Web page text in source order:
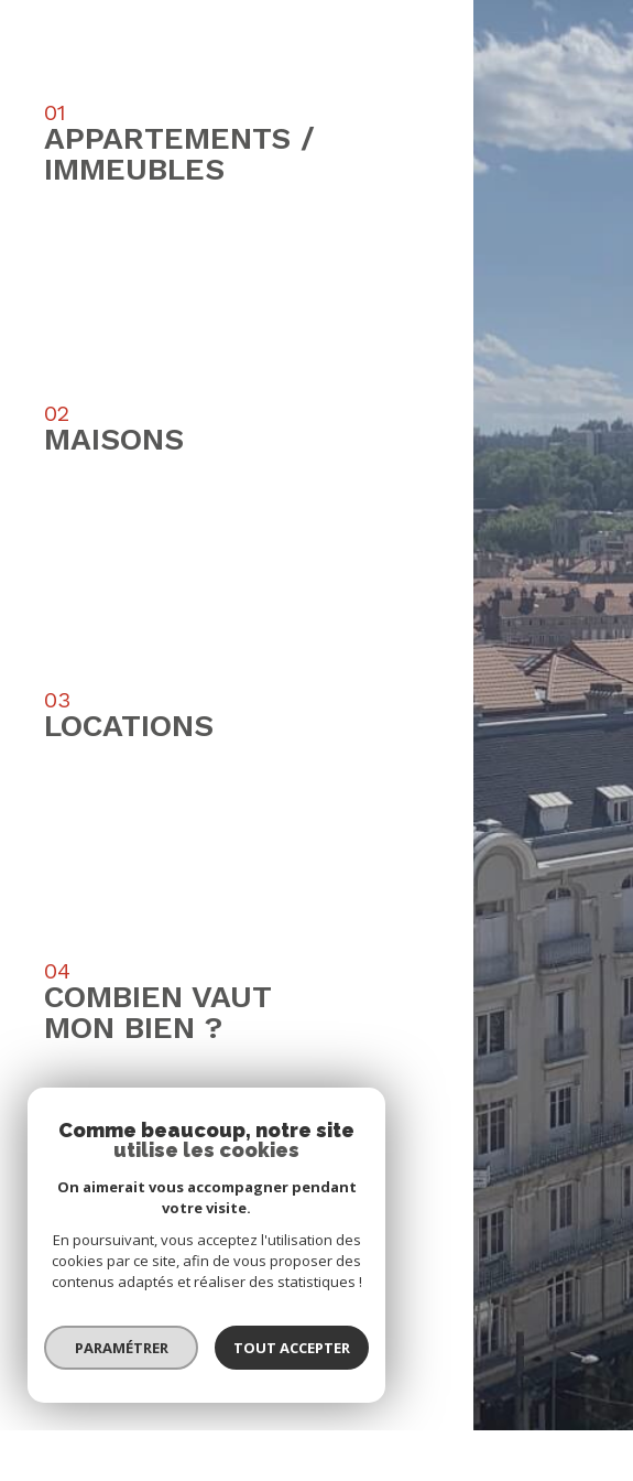
01
APPARTEMENTS /
IMMEUBLES
02
MAISONS
03
LOCATIONS
04
COMBIEN VAUT
MON BIEN ?
05
CONTACT
04 77 32 93 78
emonet.immo@gmail.com
8 rue François Gillet
42000
saint-étienne
Traduction powered by Google
Comme beaucoup, notre site
utilise les cookies
On aimerait vous accompagner pendant
votre visite.
En poursuivant, vous acceptez l'utilisation des
cookies par ce site, afin de vous proposer des
contenus adaptés et réaliser des statistiques !
PARAMÉTRER TOUT ACCEPTER